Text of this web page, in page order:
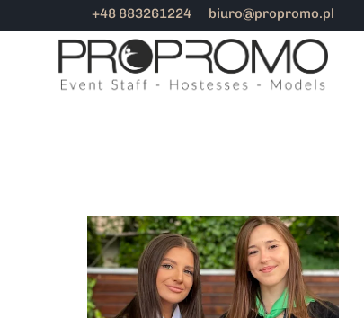
+48 883261224 biuro@propromo.pl
OBSŁUGA IMPREZY FIRMOWEJ